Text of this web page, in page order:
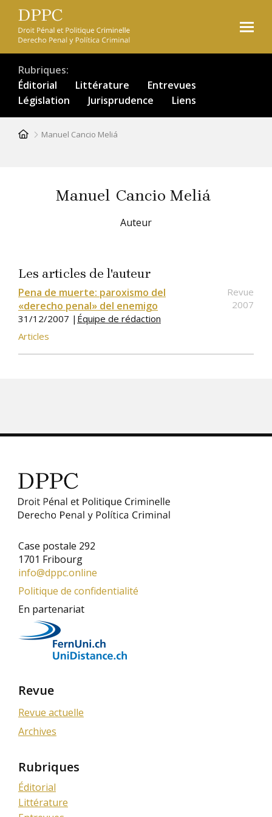
Aller
contenu
principal
Rubriques
Éditorial
Littérature
Entrevues
Législation
Jurisprudence Liens
Fil
d'Ariane
Manuel Cancio Meliá
Manuel Cancio Meliá
Auteur
Les articles de l'auteur
Pena de muerte: paroxismo del
«derecho penal» del enemigo
31/12/2007 | Équipe de rédaction
Articles
Revue
2007
Case postale 292
1701 Fribourg
info@dppc.online
Politique de confidentialité
En partenariat
Revue
Revue actuelle
Archives
Rubriques
Éditorial
Littérature